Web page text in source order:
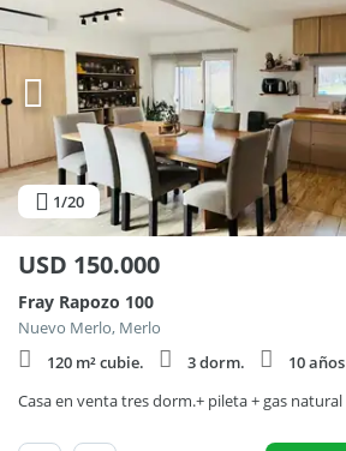
1/20
USD 150.000
Fray Rapozo 100
Nuevo Merlo, Merlo
120 m² cubie.
3 dorm.
10 años
Casa en venta tres dorm.+ pileta + gas natural